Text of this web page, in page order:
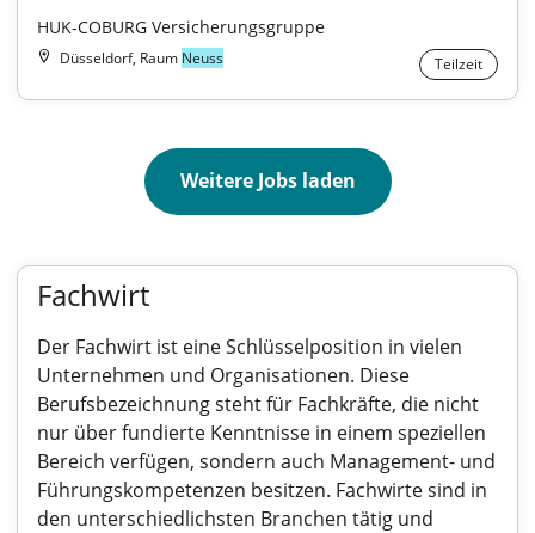
HUK-COBURG Versicherungsgruppe
Düsseldorf, Raum Neuss Teilzeit
Weitere Jobs laden
Fachwirt
Der Fachwirt ist eine Schlüsselposition in vielen
Unternehmen und Organisationen. Diese
Berufsbezeichnung steht für Fachkräfte, die nicht
nur über fundierte Kenntnisse in einem speziellen
Bereich verfügen, sondern auch Management- und
Führungskompetenzen besitzen. Fachwirte sind in
den unterschiedlichsten Branchen tätig und